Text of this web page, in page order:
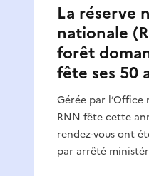
La réserve
nationale
forêt
fête ses 50
Gérée par
RNN fête cette
rendez-vous ont
par arrêté